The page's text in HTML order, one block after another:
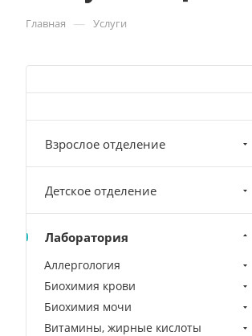
Главная — Услуги
Взрослое отделение
Детское отделение
Лаборатория
Аллергология
Биохимия крови
Биохимия мочи
Витамины, жирные кислоты